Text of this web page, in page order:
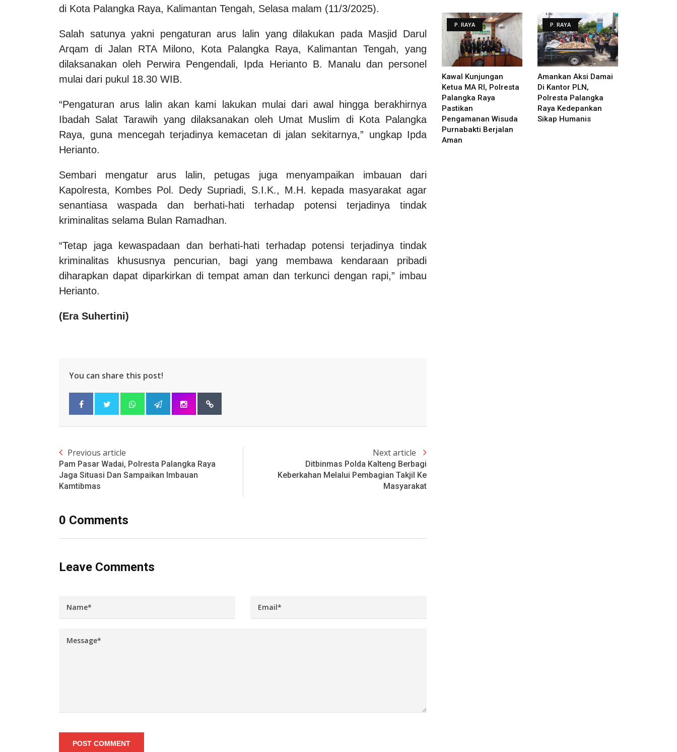
di Kota Palangka Raya, Kalimantan Tengah, Selasa malam (11/3/2025).
Salah satunya yakni pengaturan arus lalin yang dilakukan pada Masjid Darul
Arqam di Jalan RTA Milono, Kota Palangka Raya, Kalimantan Tengah, yang
dilaksanakan oleh Perwira Pengendali, Ipda Herianto B. Manalu dan personel
mulai dari pukul 18.30 WIB.
“Pengaturan arus lalin akan kami lakukan mulai dari awal hingga berakhirnya
Ibadah Salat Tarawih yang dilaksanakan oleh Umat Muslim di Kota Palangka
Raya, guna mencegah terjadinya kemacetan di jalan sekitarnya,” ungkap Ipda
Herianto.
Sembari mengatur arus lalin, petugas juga menyampaikan imbauan dari
Kapolresta, Kombes Pol. Dedy Supriadi, S.I.K., M.H. kepada masyarakat agar
senantiasa waspada dan berhati-hati terhadap potensi terjadinya tindak
kriminalitas selama Bulan Ramadhan.
“Tetap jaga kewaspadaan dan berhati-hati terhadap potensi terjadinya tindak
kriminalitas khususnya pencurian, bagi yang membawa kendaraan pribadi
diharapkan dapat diparkirkan di tempat aman dan terkunci dengan rapi,” imbau
Herianto.
(Era Suhertini)
You can share this post!
Previous article
Pam Pasar Wadai, Polresta Palangka Raya
Jaga Situasi Dan Sampaikan Imbauan
Kamtibmas
Next article
Ditbinmas Polda Kalteng Berbagi
Keberkahan Melalui Pembagian Takjil Ke
Masyarakat
0 Comments
Leave Comments
POST COMMENT
P. RAYA
Kawal Kunjungan
Ketua MA RI, Polresta
Palangka Raya
Pastikan
Pengamanan Wisuda
Purnabakti Berjalan
Aman
P. RAYA
Amankan Aksi Damai
Di Kantor PLN,
Polresta Palangka
Raya Kedepankan
Sikap Humanis